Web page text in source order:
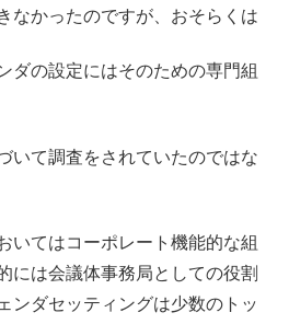
なかったのですが、おそらくは
ダの設定にはそのための専門組
いて調査をされていたのではな
いてはコーポレート機能的な組
には会議体事務局としての役割
ンダセッティングは少数のトッ